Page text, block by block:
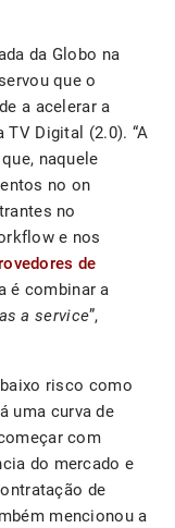
da Globo na
que o
a acelerar a
TV Digital (2.0). “A
naquele
no on
no
e nos
de
é combinar a
as a service”,
risco como
uma curva de
com
do mercado e
de
mencionou a